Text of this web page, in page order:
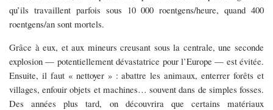
qu’ils travaillent parfois sous 10 000 roentgens/heure, quand 400
roentgens/an sont mortels.
Grâce à eux, et aux mineurs creusant sous la centrale, une seconde
explosion — potentiellement dévastatrice pour l’Europe — est évitée.
Ensuite, il faut « nettoyer » : abattre les animaux, enterrer forêts et
villages, enfouir objets et machines… souvent dans de simples fosses.
Des années plus tard, on découvrira que certains matériaux